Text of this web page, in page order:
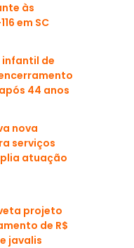
às
em SC
de
44 anos
nova
serviços
atuação
projeto
de R$
javalis